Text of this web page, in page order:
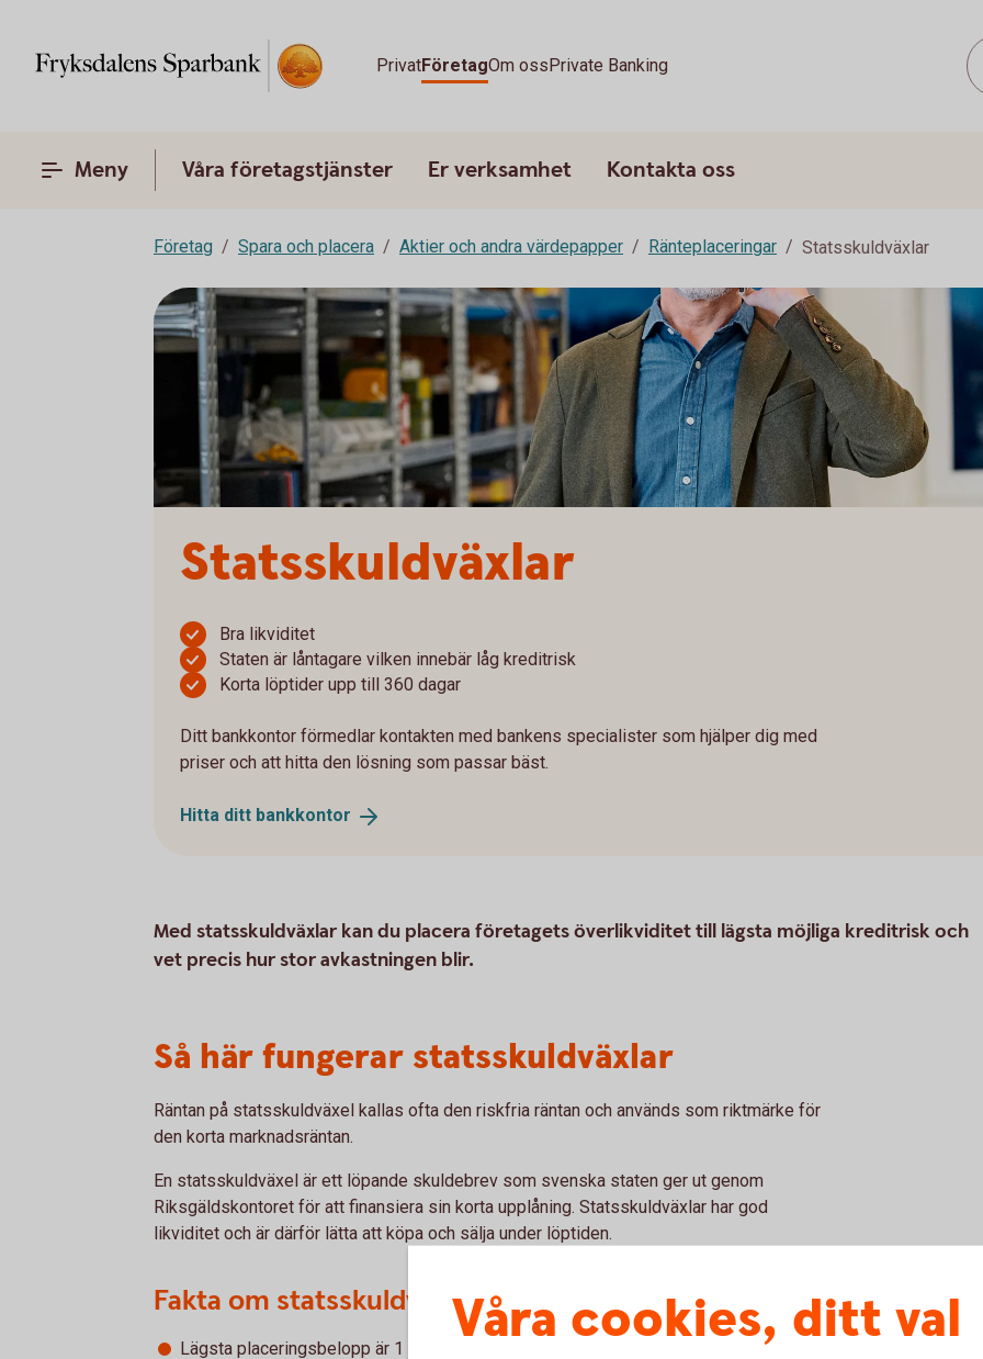
PrivatFöretagOm ossPrivate Banking
Meny Våra företagstjänster Er verksamhet Kontakta oss
Företag Spara och placera Aktier och andra värdepapper Ränteplaceringar Statsskuldväxlar
Statsskuldväxlar
Bra likviditet
Staten är låntagare vilken innebär låg kreditrisk
Korta löptider upp till 360 dagar
Ditt bankkontor förmedlar kontakten med bankens specialister som hjälper dig med
priser och att hitta den lösning som passar bäst.
Hitta ditt bankkontor
Med statsskuldväxlar kan du placera företagets överlikviditet till lägsta möjliga kreditrisk och
vet precis hur stor avkastningen blir.
Så här fungerar statsskuldväxlar
Räntan på statsskuldväxel kallas ofta den riskfria räntan och används som riktmärke för
den korta marknadsräntan.
En statsskuldväxel är ett löpande skuldebrev som svenska staten ger ut genom
Riksgäldskontoret för att finansiera sin korta upplåning. Statsskuldväxlar har god
likviditet och är därför lätta att köpa och sälja under löptiden.
Fakta om statsskuldväxlar
Lägsta placeringsbelopp är 1 miljon kronorVåra cookies, ditt val